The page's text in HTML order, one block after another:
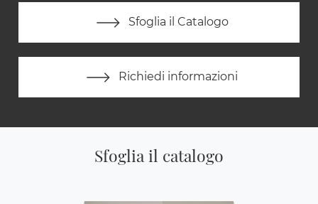
Sfoglia il Catalogo
Richiedi informazioni
Sfoglia il catalogo